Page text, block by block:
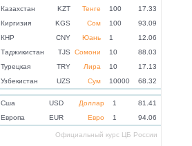
Казахстан
KZT Тенге 100
17.33
Киргизия
KGS Сом 100
93.09
КНР
CNY Юань 1
12.06
Таджикистан
TJS Сомони 10
88.03
Турецкая
TRY Лира 10
17.13
Узбекистан
UZS Сум 10000 68.32
Cша USD Доллар 1
81.41
Eвропа
EUR Евро 1 94.06
Официальный курс ЦБ России